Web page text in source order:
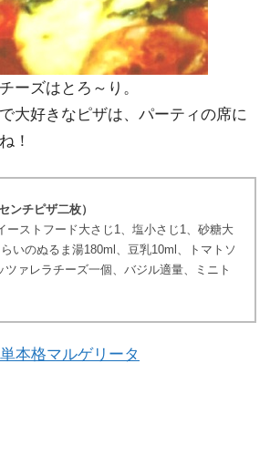
ーズはとろ～り。
大好きなピザは、パーティの席に
！
ンチピザ二枚）
ーストフード大さじ1、塩小さじ1、砂糖大
いのぬるま湯180ml、豆乳10ml、トマトソ
ツァレラチーズ一個、バジル適量、ミニト
本格マルゲリータ